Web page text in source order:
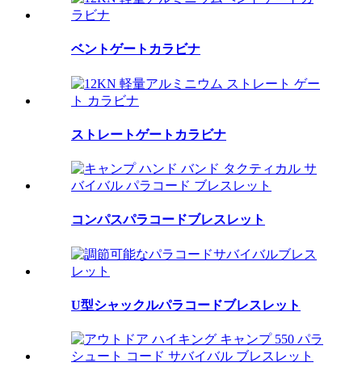
ベントゲートカラビナ
ストレートゲートカラビナ
コンパスパラコードブレスレット
U型シャックルパラコードブレスレット